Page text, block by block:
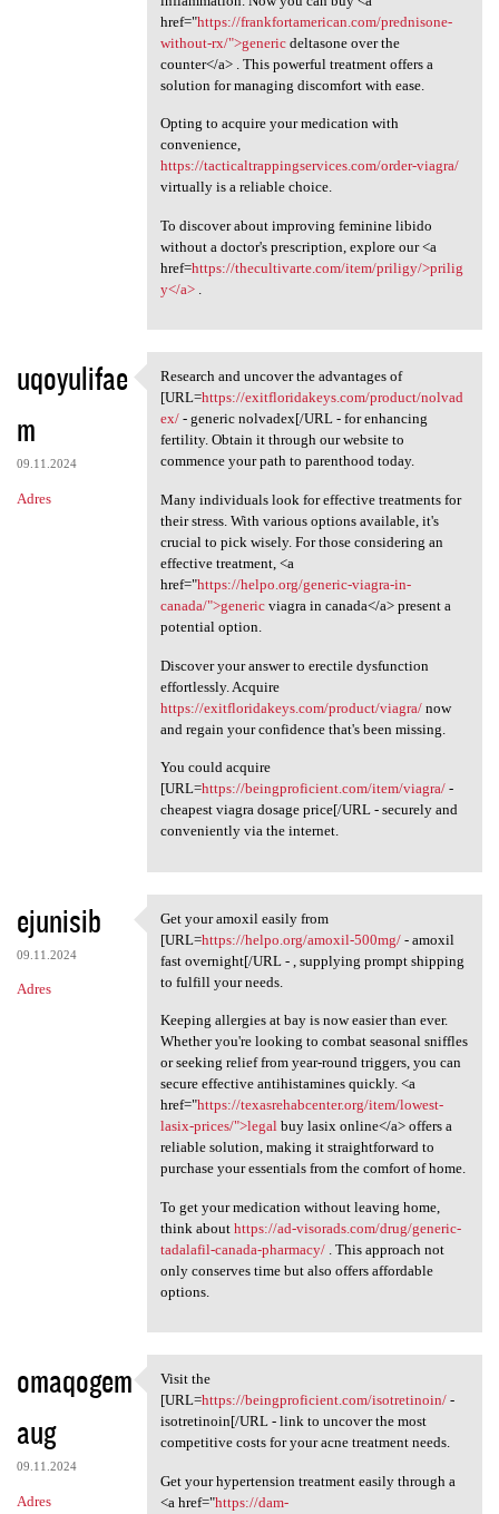
href="https://frankfortamerican.com/prednisone-
without-rx/">genericdeltasone over the
counter</a> . This powerful treatment offers a
solution for managing discomfort with ease.
Opting to acquire your medication with
convenience,
https://tacticaltrappingservices.com/order-viagra/
virtually is a reliable choice.
To discover about improving feminine libido
without a doctor's prescription, explore our <a
href=https://thecultivarte.com/item/priligy/>prilig
y</a>.
uqoyulifae
m
09.11.2024
Adres
Research and uncover the
Research and uncover the advantages of
[URL=https://exitfloridakeys.com/product/nolvad
ex/- generic nolvadex[/URL - for enhancing
fertility. Obtain it through our website to
commence your path to parenthood today.
Many individuals look for effective treatments for
their stress. With various options available, it's
crucial to pick wisely. For those considering an
effective treatment, <a
href="https://helpo.org/generic-viagra-in-
canada/">genericviagra in canada</a> present a
potential option.
Discover your answer to erectile dysfunction
effortlessly. Acquire
https://exitfloridakeys.com/product/viagra/now
and regain your confidence that's been missing.
You could acquire
[URL=https://beingproficient.com/item/viagra/-
cheapest viagra dosage price[/URL - securely and
conveniently via the internet.
ejunisib
09.11.2024
Adres
Get your amoxil easily from
Get your amoxil easily from
[URL=https://helpo.org/amoxil-500mg/- amoxil
fast overnight[/URL - , supplying prompt shipping
to fulfill your needs.
Keeping allergies at bay is now easier than ever.
Whether you're looking to combat seasonal sniffles
or seeking relief from year-round triggers, you can
secure effective antihistamines quickly. <a
href="https://texasrehabcenter.org/item/lowest-
lasix-prices/">legalbuy lasix online</a> offers a
reliable solution, making it straightforward to
purchase your essentials from the comfort of home.
To get your medication without leaving home,
think about https://ad-visorads.com/drug/generic-
tadalafil-canada-pharmacy/. This approach not
only conserves time but also offers affordable
options.
omaqogem
aug
09.11.2024
Adres
Visit the [URL=https:/
Visit the
[URL=https://beingproficient.com/isotretinoin/-
isotretinoin[/URL - link to uncover the most
competitive costs for your acne treatment needs.
Get your hypertension treatment easily through a
<a href="https://dam-